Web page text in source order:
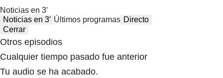
Noticias en 3′
Noticias en 3′ Últimos programas Directo
Cerrar
Otros episodios
Cualquier tiempo pasado fue anterior
Tu audio se ha acabado.